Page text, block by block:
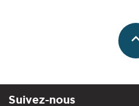
Suivez-nous